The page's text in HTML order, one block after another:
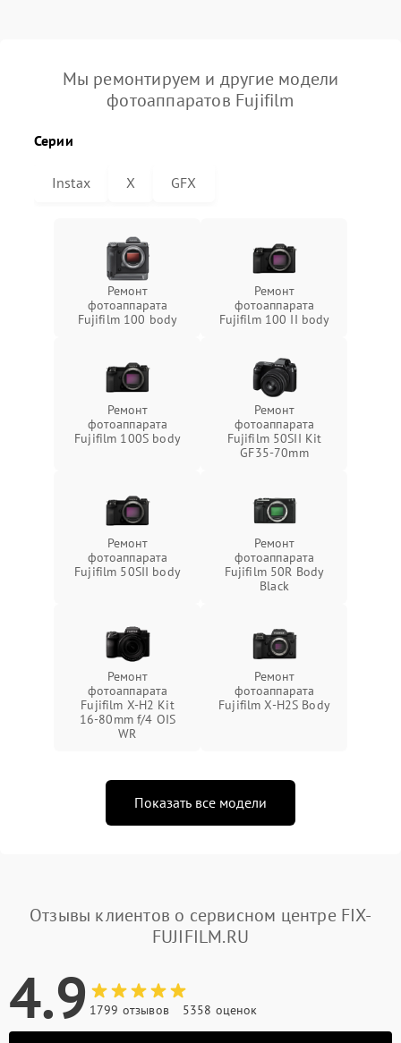
Мы ремонтируем и другие модели
фотоаппаратов Fujifilm
Серии
Instax X GFX
Ремонт
фотоаппарата
Fujifilm 100 body
Ремонт
фотоаппарата
Fujifilm 100 II body
Ремонт
фотоаппарата
Fujifilm 100S body
Ремонт
фотоаппарата
Fujifilm 50SII Kit
GF35-70mm
Ремонт
фотоаппарата
Fujifilm 50SII body
Ремонт
фотоаппарата
Fujifilm 50R Body
Black
Ремонт
фотоаппарата
Fujifilm X-H2 Kit
16-80mm f/4 OIS
WR
Ремонт
фотоаппарата
Fujifilm X-H2S Body
Показать все модели
Отзывы клиентов о сервисном центре FIX-
FUJIFILM.RU
4.9 1799 отзывов 5358 оценок